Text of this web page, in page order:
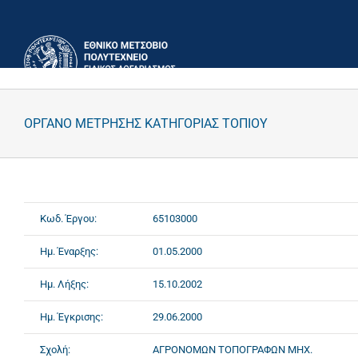
περιεχόμενο
ΟΡΓΑΝΟ ΜΕΤΡΗΣΗΣ ΚΑΤΗΓΟΡΙΑΣ ΤΟΠΙΟΥ
Κωδ. Έργου: 65103000
Ημ. Έναρξης: 01.05.2000
Ημ. Λήξης: 15.10.2002
Ημ. Έγκρισης: 29.06.2000
Σχολή: ΑΓΡΟΝΟΜΩΝ ΤΟΠΟΓΡΑΦΩΝ ΜΗΧ.